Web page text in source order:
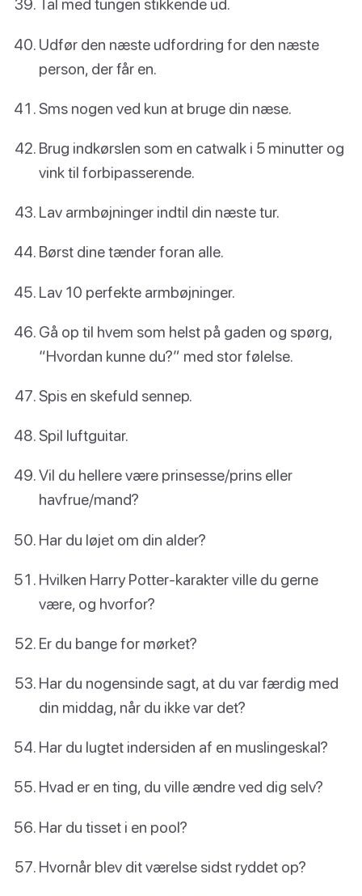
Tal med tungen stikkende ud.
Udfør den næste udfordring for den næste
person, der får en.
Sms nogen ved kun at bruge din næse.
Brug indkørslen som en catwalk i 5 minutter og
vink til forbipasserende.
Lav armbøjninger indtil din næste tur.
Børst dine tænder foran alle.
Lav 10 perfekte armbøjninger.
Gå op til hvem som helst på gaden og spørg,
“Hvordan kunne du?” med stor følelse.
Spis en skefuld sennep.
Spil luftguitar.
Vil du hellere være prinsesse/prins eller
havfrue/mand?
Har du løjet om din alder?
Hvilken Harry Potter-karakter ville du gerne
være, og hvorfor?
Er du bange for mørket?
Har du nogensinde sagt, at du var færdig med
din middag, når du ikke var det?
Har du lugtet indersiden af en muslingeskal?
Hvad er en ting, du ville ændre ved dig selv?
Har du tisset i en pool?
Hvornår blev dit værelse sidst ryddet op?